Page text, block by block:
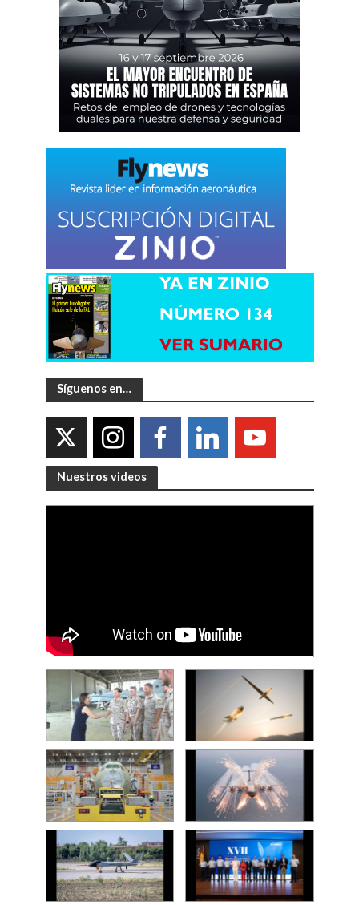
Síguenos en…
Nuestros videos